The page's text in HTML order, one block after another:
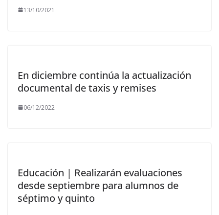
13/10/2021
En diciembre continúa la actualización
documental de taxis y remises
06/12/2022
Educación | Realizarán evaluaciones
desde septiembre para alumnos de
séptimo y quinto